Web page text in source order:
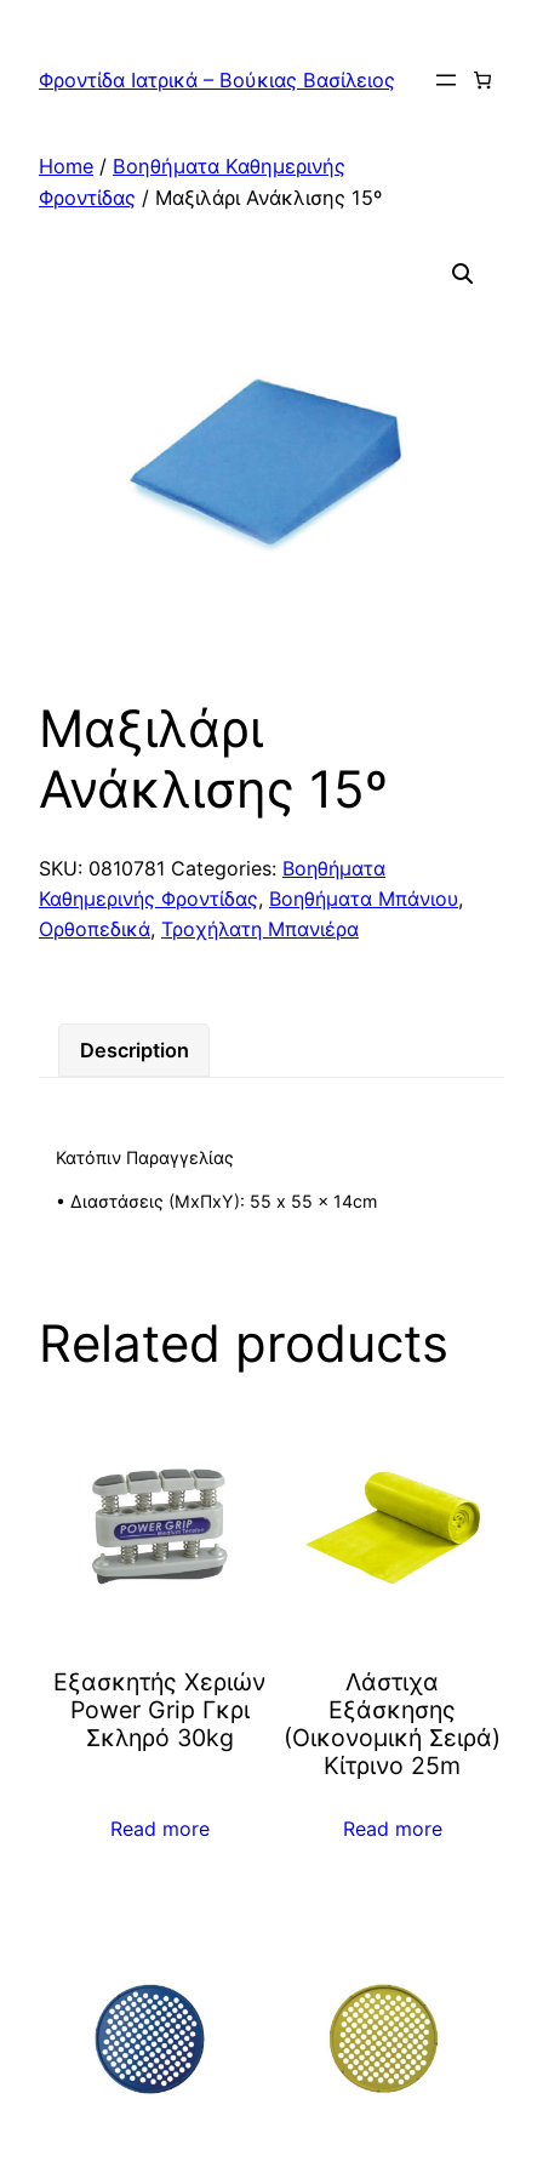
content
Φροντίδα Ιατρικά – Βούκιας Βασίλειος
Home / Βοηθήματα Καθημερινής
Φροντίδας / Μαξιλάρι Ανάκλισης 15º
Μαξιλάρι
Ανάκλισης 15º
SKU: 0810781 Categories: Βοηθήματα
Καθημερινής Φροντίδας, Βοηθήματα Μπάνιου,
Ορθοπεδικά, Τροχήλατη Μπανιέρα
Description
Κατόπιν Παραγγελίας
• Διαστάσεις (ΜxΠxΥ): 55 x 55 x 14cm
Related products
Εξασκητής Χεριών
Power Grip Γκρι
Σκληρό 30kg
Read more
Λάστιχα
Εξάσκησης
(Οικονομική Σειρά)
Κίτρινο 25m
Read more